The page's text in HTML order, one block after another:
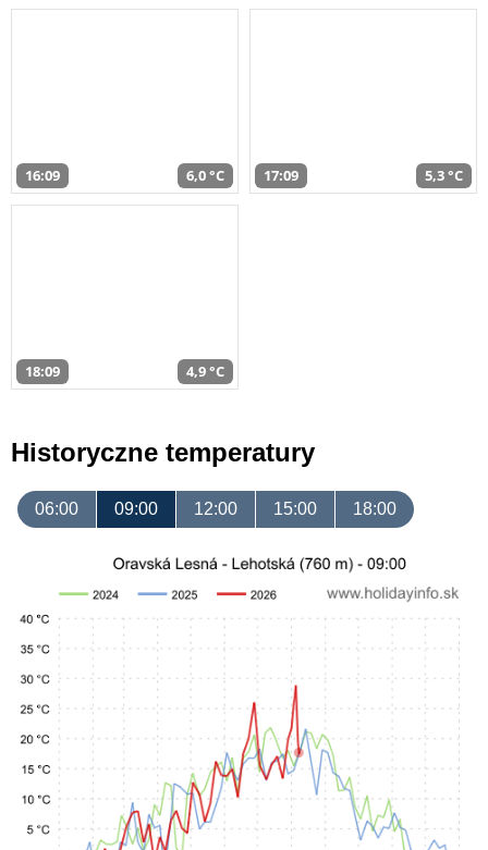
16:09 6,0 °C 17:09 5,3 °C
18:09 4,9 °C
Historyczne temperatury
06:00 09:00 12:00 15:00 18:00